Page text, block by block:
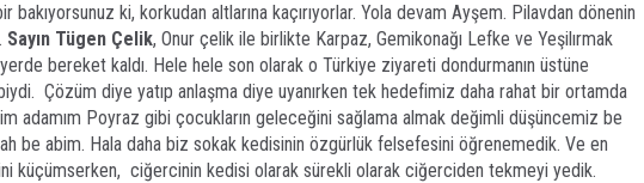
bakıyorsunuz ki, korkudan altlarına kaçırıyorlar. Yola devam Ayşem. Pilavdan dönenin
Sayın Tügen Çelik, Onur çelik ile birlikte Karpaz, Gemikonağı Lefke ve Yeşilırmak
yerde bereket kaldı. Hele hele son olarak o Türkiye ziyareti dondurmanın üstüne
Çözüm diye yatıp anlaşma diye uyanırken tek hedefimiz daha rahat bir ortamda
adamım Poyraz gibi çocukların geleceğini sağlama almak değimli düşüncemiz be
be abim. Hala daha biz sokak kedisinin özgürlük felsefesini öğrenemedik. Ve en
küçümserken, ciğercinin kedisi olarak sürekli olarak ciğerciden tekmeyi yedik.